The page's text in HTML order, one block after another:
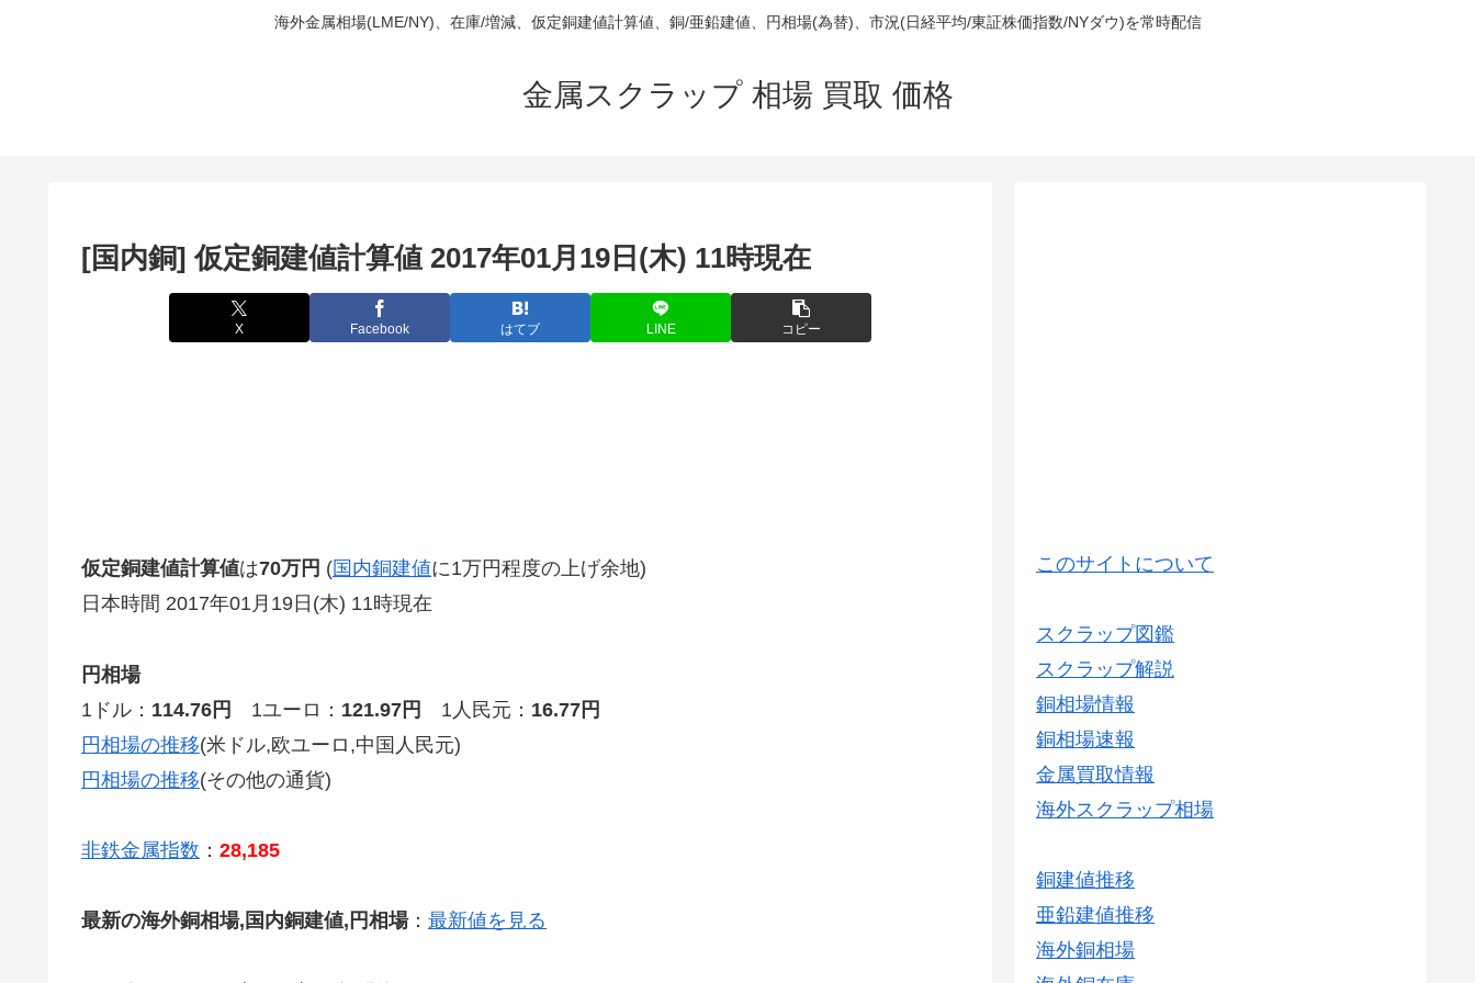
海外金属相場(LME/NY)、在庫/増減、仮定銅建値計算値、銅/亜鉛建値、円相場(為替)、市況(日経平均/東証株価指数/NYダウ)を常時配信
金属スクラップ 相場 買取 価格
[国内銅] 仮定銅建値計算値 2017年01月19日(木) 11時現在
X Facebook はてブ LINE コピー
仮定銅建値計算値は70万円 (国内銅建値に1万円程度の上げ余地)
日本時間 2017年01月19日(木) 11時現在
円相場
1ドル： 114.76円 1ユーロ： 121.97円 1人民元： 16.77円
円相場の推移(米ドル,欧ユーロ,中国人民元)
円相場の推移(その他の通貨)
非鉄金属指数 ： 28,185
最新の海外銅相場,国内銅建値,円相場： 最新値を見る
このサイトについて
スクラップ図鑑
スクラップ解説
銅相場情報
銅相場速報
金属買取情報
海外スクラップ相場
銅建値推移
亜鉛建値推移
海外銅相場